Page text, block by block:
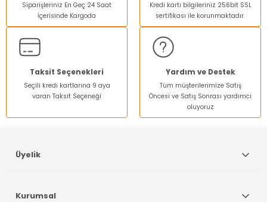
Ürün açıklamasında eksik bilgiler bulunuyor.
Ürün bilgilerinde hatalar bulunuyor.
Ürün fiyatı diğer sitelerden daha pahalı.
Bu ürüne benzer farklı alternatifler olmalı.
Siparişleriniz En Geç 24 Saat
İçerisinde Kargoda
Kredi kartı bilgileriniz 256bit SSL
sertifikası ile korunmaktadır.
Taksit Seçenekleri
Seçili kredi kartlarına 9 aya
varan Taksit Seçeneği
Yardım ve Destek
Tüm müşterilerimize Satış
Öncesi ve Satış Sonrası yardımcı
oluyoruz
Üyelik
Kurumsal